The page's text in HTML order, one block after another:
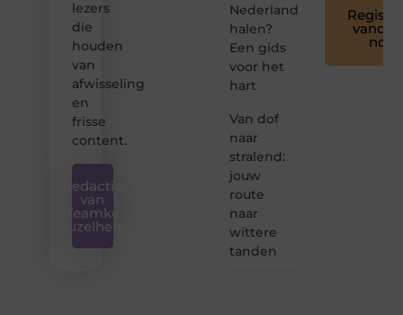
lezers
die
houden
van
afwisseling
en
frisse
content.
Redactie
van
Teamke
buzelhem
Nederland
halen?
Een gids
voor het
hart
Van dof
naar
stralend:
jouw
route
naar
wittere
tanden
nog